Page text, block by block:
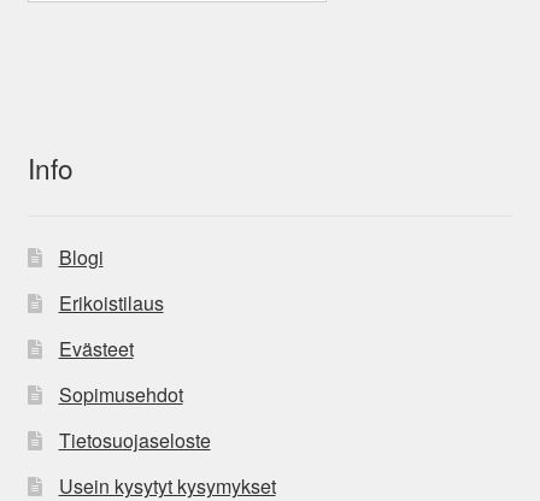
Info
Blogi
Erikoistilaus
Evästeet
Sopimusehdot
Tietosuojaseloste
Usein kysytyt kysymykset